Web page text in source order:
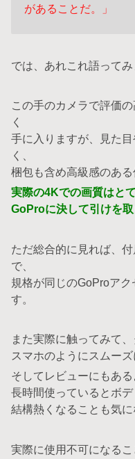
があることだ。」
では、あれこれ語ってみ
この手のカメラで評価
く
手に入りますが、見た
く、
梱包も含め高級感のある
実際の4Kでの画質はとて
GoProに決して引けを取
ただ総合的に見れば、
で、
規格が同じのGoProア
す。
また実際に触ってみて
スマホのようにスムーズ
そしてレビューにもある
長時間使っているとボ
結構熱くなることも気に
実際に使用不可になるこ